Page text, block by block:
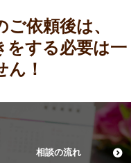
依頼後は、
をする必要は一
ん！
相談の流れ